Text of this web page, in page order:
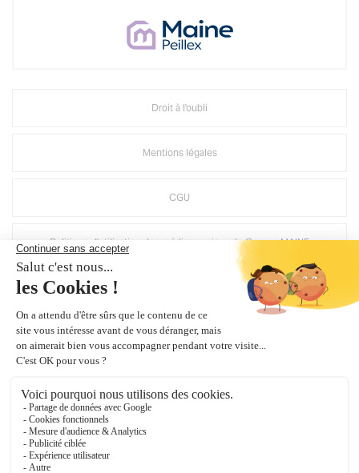
Droit à l'oubli
Mentions légales
CGU
Politique d'utilisation des médias sociaux de Groupe MAINE
Crédits Agence de communication